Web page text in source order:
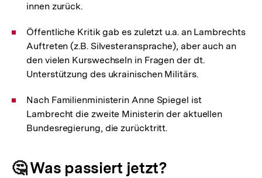
innen zurück.
Öffentliche Kritik gab es zuletzt u.a. an Lambrechts
Auftreten (z.B. Silvesteransprache), aber auch an
den vielen Kurswechseln in Fragen der dt.
Unterstützung des ukrainischen Militärs.
Nach Familienministerin Anne Spiegel ist
Lambrecht die zweite Ministerin der aktuellen
Bundesregierung, die zurücktritt.
🤔 Was passiert jetzt?